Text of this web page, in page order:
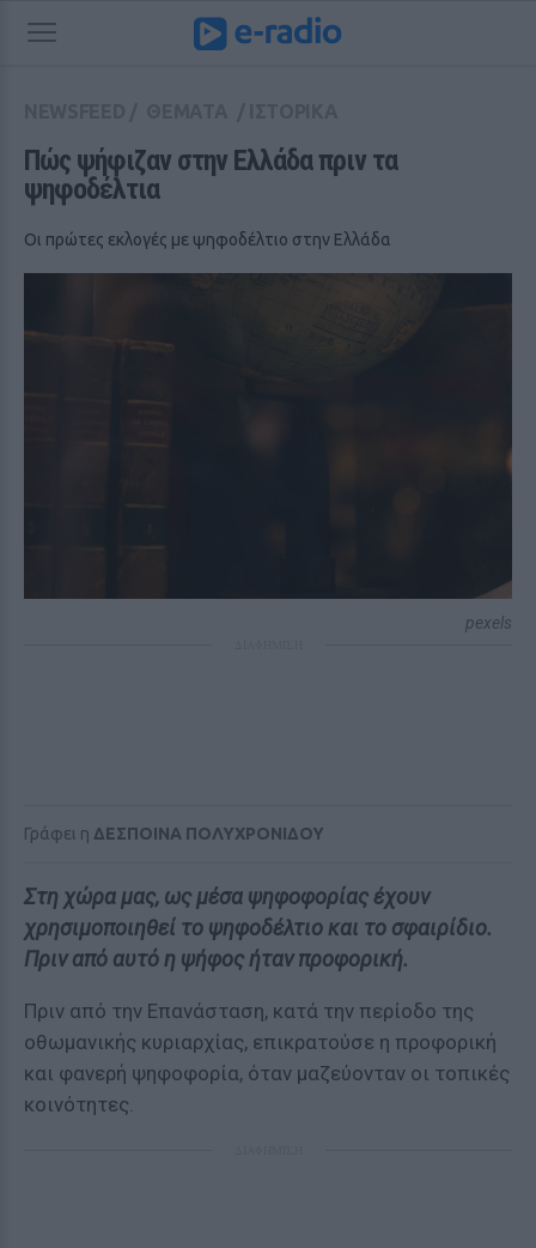
Πώς ψήφιζαν στην Ελλάδα πριν τα
ψηφοδέλτια
Οι πρώτες εκλογές με ψηφοδέλτιο στην Ελλάδα
pexels
Γράφει η ΔΕΣΠΟΙΝΑ ΠΟΛΥΧΡΟΝΙΔΟΥ
Στη χώρα μας, ως μέσα ψηφοφορίας έχουν
χρησιμοποιηθεί το ψηφοδέλτιο και το σφαιρίδιο.
Πριν από αυτό η ψήφος ήταν προφορική.
Πριν από την Επανάσταση, κατά την περίοδο της
οθωμανικής κυριαρχίας, επικρατούσε η προφορική
και φανερή ψηφοφορία, όταν μαζεύονταν οι τοπικές
κοινότητες.